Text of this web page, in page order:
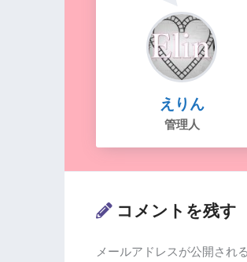
えりん
管理人
コメントを残す
メールアドレスが公開され